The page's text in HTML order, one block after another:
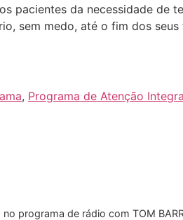
pacientes da necessidade de
sem medo, até o fim dos
, Programa de Atenção
programa de rádio com TOM